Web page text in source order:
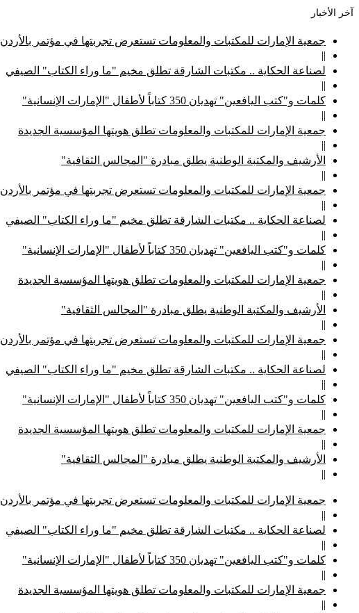
آخر الأخبار
جمعية الإمارات للمكتبات والمعلومات تستعرض تجربتها في مؤتمر بالأردن
||
لصناعة الحكاية .. مكتبات الشارقة تطلق مخيم "ما وراء الكتاب" الصيفي
||
كلمات و"كتب اليافعين" تهديان 350 كتاباً لأطفال "الإمارات الإنسانية"
||
جمعية الإمارات للمكتبات والمعلومات تطلق هويتها المؤسسية الجديدة
||
الأرشيف والمكتبة الوطنية يطلق مبادرة "المجالس الثقافية"
||
جمعية الإمارات للمكتبات والمعلومات تستعرض تجربتها في مؤتمر بالأردن
||
لصناعة الحكاية .. مكتبات الشارقة تطلق مخيم "ما وراء الكتاب" الصيفي
||
كلمات و"كتب اليافعين" تهديان 350 كتاباً لأطفال "الإمارات الإنسانية"
||
جمعية الإمارات للمكتبات والمعلومات تطلق هويتها المؤسسية الجديدة
||
الأرشيف والمكتبة الوطنية يطلق مبادرة "المجالس الثقافية"
||
جمعية الإمارات للمكتبات والمعلومات تستعرض تجربتها في مؤتمر بالأردن
||
لصناعة الحكاية .. مكتبات الشارقة تطلق مخيم "ما وراء الكتاب" الصيفي
||
كلمات و"كتب اليافعين" تهديان 350 كتاباً لأطفال "الإمارات الإنسانية"
||
جمعية الإمارات للمكتبات والمعلومات تطلق هويتها المؤسسية الجديدة
||
الأرشيف والمكتبة الوطنية يطلق مبادرة "المجالس الثقافية"
||
جمعية الإمارات للمكتبات والمعلومات تستعرض تجربتها في مؤتمر بالأردن
||
لصناعة الحكاية .. مكتبات الشارقة تطلق مخيم "ما وراء الكتاب" الصيفي
||
كلمات و"كتب اليافعين" تهديان 350 كتاباً لأطفال "الإمارات الإنسانية"
||
جمعية الإمارات للمكتبات والمعلومات تطلق هويتها المؤسسية الجديدة
||